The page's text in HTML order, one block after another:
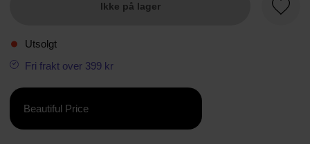
Ikke på lager
Utsolgt
Fri frakt over 399 kr
Beautiful Price